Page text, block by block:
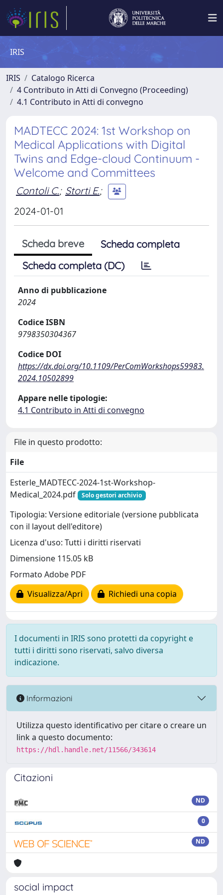
IRIS
IRIS
Catalogo Ricerca
4 Contributo in Atti di Convegno (Proceeding)
4.1 Contributo in Atti di convegno
MADTECC 2024: 1st Workshop on
Medical Applications with Digital
Twins and Edge-cloud Continuum -
Welcome and Committees
Contoli C.; Storti E.;
2024-01-01
Scheda breve
Scheda completa
Scheda completa (DC)
Anno di pubblicazione
2024
Codice ISBN
9798350304367
Codice DOI
https://dx.doi.org/10.1109/PerComWorkshops59983.
2024.10502899
Appare nelle tipologie:
4.1 Contributo in Atti di convegno
File in questo prodotto:
File
Esterle_MADTECC-2024-1st-Workshop-
Medical_2024.pdf
Solo gestori archivio
Tipologia: Versione editoriale (versione pubblicata
con il layout dell'editore)
Licenza d'uso: Tutti i diritti riservati
Dimensione 115.05 kB
Formato Adobe PDF
Visualizza/Apri
Richiedi una copia
I documenti in IRIS sono protetti da copyright e
tutti i diritti sono riservati, salvo diversa
indicazione.
Informazioni
Utilizza questo identificativo per citare o creare un
link a questo documento:
https://hdl.handle.net/11566/343614
Citazioni
ND
0
ND
social impact